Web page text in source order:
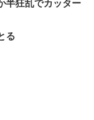
半狂乱でカッター
る